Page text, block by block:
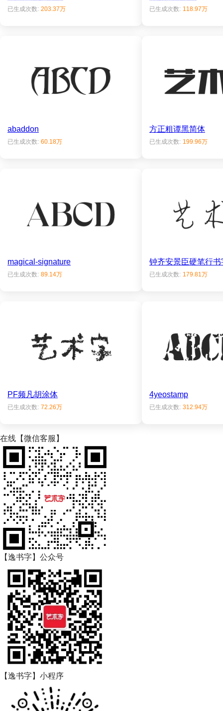
已生成次数: 203.37万 已生成次数: 118.97万
abaddon
已生成次数: 60.18万
方正粗谭黑简体
已生成次数: 199.96万
magical-signature
已生成次数: 89.14万
钟齐安景臣硬笔行书
已生成次数: 179.81万
PF频凡胡涂体
已生成次数: 72.26万
4yeostamp
已生成次数: 312.94万
在线【微信客服】
【逸书字】公众号
【逸书字】小程序